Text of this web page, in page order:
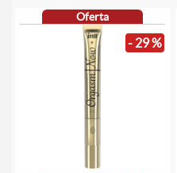
Oferta
- 29 %